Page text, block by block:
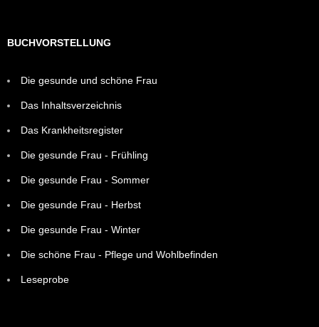
BUCHVORSTELLUNG
Die gesunde und schöne Frau
Das Inhaltsverzeichnis
Das Krankheitsregister
Die gesunde Frau - Frühling
Die gesunde Frau - Sommer
Die gesunde Frau - Herbst
Die gesunde Frau - Winter
Die schöne Frau - Pflege und Wohlbefinden
Leseprobe